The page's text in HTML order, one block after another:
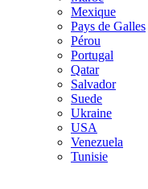
Mexique
Pays de Galles
Pérou
Portugal
Qatar
Salvador
Suede
Ukraine
USA
Venezuela
Tunisie